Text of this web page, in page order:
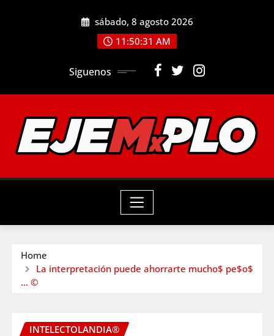
sábado, 8 agosto 2026
11:50:33 AM
Siguenos
Home
La interpretación puede ahorrarte mucho$ pe$o$
… ©
INTELECTOLANDIA®